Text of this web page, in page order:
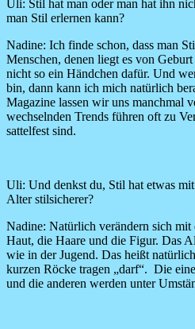
Uli: Stil hat man oder man hat ihn
man Stil erlernen kann?
Nadine: Ich finde schon, dass man
Menschen, denen liegt es von
nicht so ein Händchen dafür. Und
bin, dann kann ich mich natürlich
Magazine lassen wir uns manchmal
wechselnden Trends führen oft zu
sattelfest sind.
Uli: Und denkst du, Stil hat etwas
Alter stilsicherer?
Nadine: Natürlich verändern sich mit
Haut, die Haare und die Figur. Das
wie in der Jugend. Das heißt
kurzen Röcke tragen „darf“. Die
und die anderen werden unter